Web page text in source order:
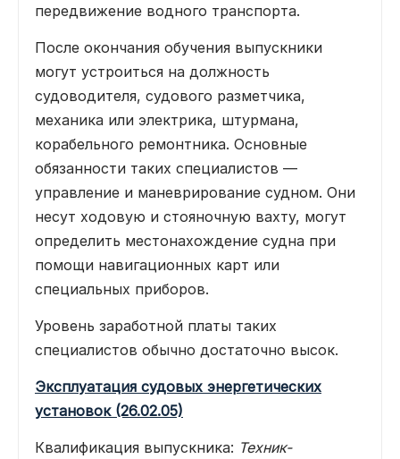
передвижение водного транспорта.
После окончания обучения выпускники
могут устроиться на должность
судоводителя, судового разметчика,
механика или электрика, штурмана,
корабельного ремонтника. Основные
обязанности таких специалистов —
управление и маневрирование судном. Они
несут ходовую и стояночную вахту, могут
определить местонахождение судна при
помощи навигационных карт или
специальных приборов.
Уровень заработной платы таких
специалистов обычно достаточно высок.
Эксплуатация судовых энергетических
установок (26.02.05)
Квалификация выпускника: Техник-